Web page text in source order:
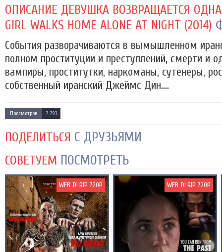
ОПИСАНИЕ ДЕВУШКА ВОЗВРАЩАЕТСЯ
GIRL WALKS HOME ALONE AT NIGHT (2014)
События разворачиваются в вымышленном
полном проституции и преступлений, смерти и
вампиры, проститутки, наркоманы, сутенеры,
собственный иранский Джеймс Дин....
Просмотров 7 793
ПОДЕЛИТЬСЯ С ДРУЗЬЯМИ
СОВЕТУЕМ ПОСМОТРЕТЬ
WEB-DLRIP 720P WEB-DLRIP 720P